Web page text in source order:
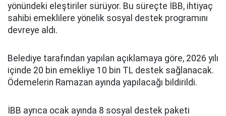
yönündeki eleştiriler sürüyor. Bu süreçte İBB, ihtiyaç
sahibi emeklilere yönelik sosyal destek programını
devreye aldı.
Belediye tarafından yapılan açıklamaya göre, 2026 yılı
içinde 20 bin emekliye 10 bin TL destek sağlanacak.
Ödemelerin Ramazan ayında yapılacağı bildirildi.
İBB ayrıca ocak ayında 8 sosyal destek paketi